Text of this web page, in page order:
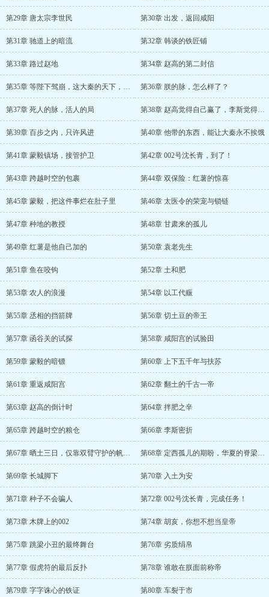
第29章 唐太宗李世民 第30章 出发，返回咸阳
第31章 驰道上的暗流 第32章 韩谈的铁匠铺
第33章 路过赵地 第34章 赵高的第二封信
第35章 等陛下驾崩，这大秦的天下，就是 第36章 朕的脉，怎么样了？
第37章 死人的脉，活人的局 第38章 赵高觉得自己赢了，李斯觉得他蠢
第39章 百步之内，只许风进 第40章 他带的东西，能让大秦永不挨饿
第41章 蒙毅镇场，接管护卫 第42章 002号沈长青，到了！
第43章 跨越时空的包裹 第44章 双保险：红薯的惊喜
第45章 蒙毅，把这件事烂在肚子里 第46章 太医令的荣宠与锁链
第47章 种地的教授 第48章 甘肃来的孤儿
第49章 红薯是他自己加的 第50章 袁老先生
第51章 鱼在咬钩 第52章 土和肥
第53章 农人的浪漫 第54章 以工代赈
第55章 丞相的挡箭牌 第56章 切土豆的帝王
第57章 函谷关的试探 第58章 咸阳宫的试验田
第59章 蒙毅的暗镖 第60章 上下五千年与扶苏
第61章 重返咸阳宫 第62章 翻土的千古一帝
第63章 赵高的倒计时 第64章 拌肥之辛
第65章 跨越时空的粮仓 第66章 李斯密折
第67章 晒土三日，仅靠双臂守护的帆布包 第68章 定西孤儿的期盼，华夏的脊梁不会
第69章 长城脚下 第70章 入土为安
第71章 种子不会骗人 第72章 002号沈长青，完成任务！
第73章 木牌上的002 第74章 胡亥，你想不想当皇帝
第75章 跳梁小丑的最终舞台 第76章 劣质绢帛
第77章 假虎符的最后反扑 第78章 谁敢在朕面前称帝
第79章 字字诛心的铁证 第80章 车裂于市